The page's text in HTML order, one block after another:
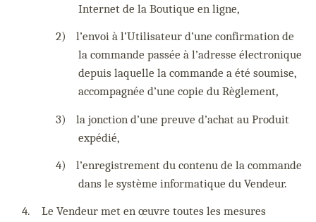
Internet de la Boutique en ligne,
2)
l’envoi à l’Utilisateur d’une confirmation de
la commande passée à l’adresse électronique
depuis laquelle la commande a été soumise,
accompagnée d’une copie du Règlement,
3)
la jonction d’une preuve d’achat au Produit
expédié,
4)
l’enregistrement du contenu de la commande
dans le système informatique du Vendeur.
4.
Le Vendeur met en œuvre toutes les mesures